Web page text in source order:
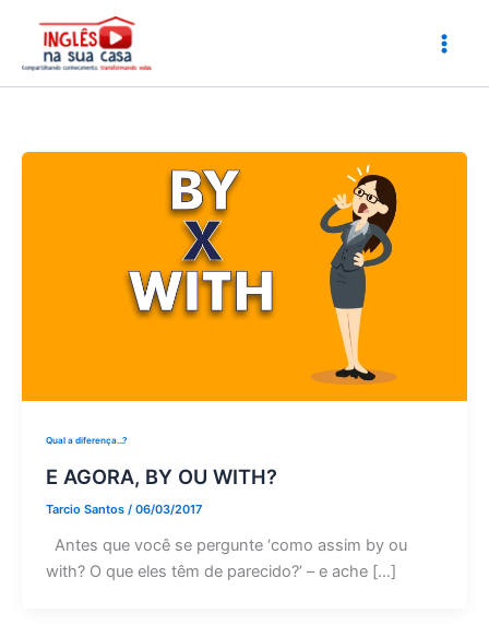
conteúdo
Qual a diferença...?
E AGORA, BY OU WITH?
Tarcio Santos / 06/03/2017
Antes que você se pergunte ‘como assim by ou
with? O que eles têm de parecido?’ – e ache […]